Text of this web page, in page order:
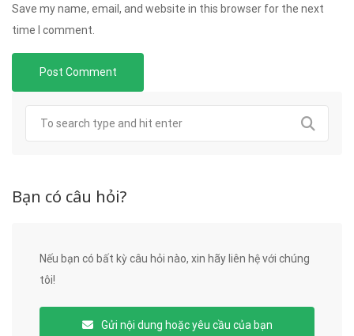
Save my name, email, and website in this browser for the next
time I comment.
Bạn có câu hỏi?
Nếu bạn có bất kỳ câu hỏi nào, xin hãy liên hệ với chúng
tôi!
Gửi nội dung hoặc yêu cầu của bạn